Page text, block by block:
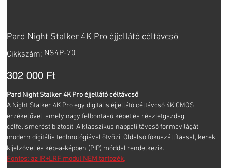
Pard Night Stalker 4K Pro éjjellátó céltávcső
Cikkszám: Cikkszám:
NS4P-
NS4P-70
Ár
302 000 Ft
Pard Night Stalker 4K Pro éjjellátó céltávcső
A Night Stalker 4K Pro egy digitális éjjellátó céltávcső 4K CMOS
érzékelővel, amely nagy felbontású képet és részletgazdag
célfelismerést biztosít. A klasszikus nappali távcső formavilágát
modern digitális technológiával ötvözi. Oldalsó fókuszállítással, kerek
kijelzővel és kép-a-képben (PIP) móddal rendelkezik.
Fontos: az IR+LRF modul NEM tartozék,